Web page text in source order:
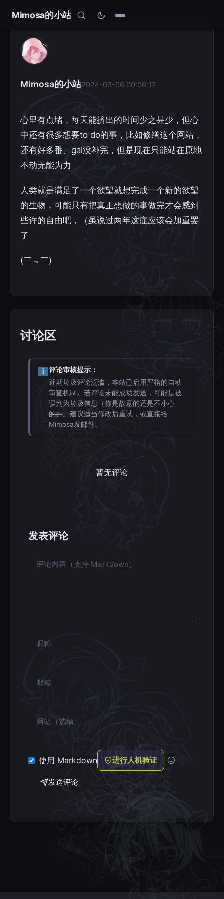
Mimosa的小站
Mimosa的小站2024-03-06 00:06:17
心里有点堵，每天能挤出的时间少之甚少，但心
中还有很多想要to do的事，比如修缮这个网站，
还有好多番、gal没补完，但是现在只能站在原地
不动无能为力
人类就是满足了一个欲望就想完成一个新的欲望
的生物，可能只有把真正想做的事做完才会感到
些许的自由吧，（虽说过两年这症应该会加重罢
了
(￣﹃￣)
讨论区
评论审核提示：
近期垃圾评论泛滥，本站已启用严格的自动
审查机制。若评论未能成功发送，可能是被
误判为垃圾信息（你是故意的还是不小心
的）。建议适当修改后重试，或直接给
Mimosa发邮件。
暂无评论
发表评论
评论内容
昵称
邮箱
网站
使用 Markdown 进行人机验证
发送评论